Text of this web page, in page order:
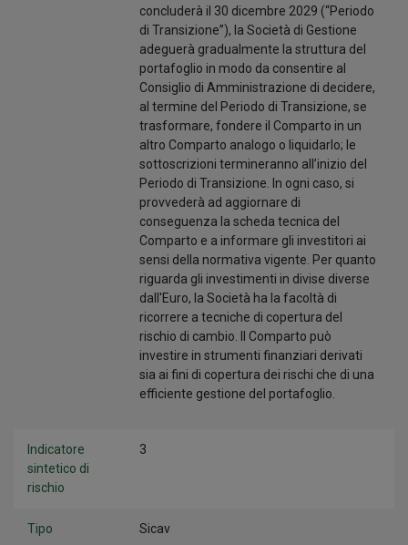
concluderà il 30 dicembre 2029 (“Periodo
di Transizione”), la Società di Gestione
adeguerà gradualmente la struttura del
portafoglio in modo da consentire al
Consiglio di Amministrazione di decidere,
al termine del Periodo di Transizione, se
trasformare, fondere il Comparto in un
altro Comparto analogo o liquidarlo; le
sottoscrizioni termineranno all’inizio del
Periodo di Transizione. In ogni caso, si
provvederà ad aggiornare di
conseguenza la scheda tecnica del
Comparto e a informare gli investitori ai
sensi della normativa vigente. Per quanto
riguarda gli investimenti in divise diverse
dall'Euro, la Società ha la facoltà di
ricorrere a tecniche di copertura del
rischio di cambio. Il Comparto può
investire in strumenti finanziari derivati
sia ai fini di copertura dei rischi che di una
efficiente gestione del portafoglio.
Indicatore
sintetico di
rischio
3
Tipo Sicav